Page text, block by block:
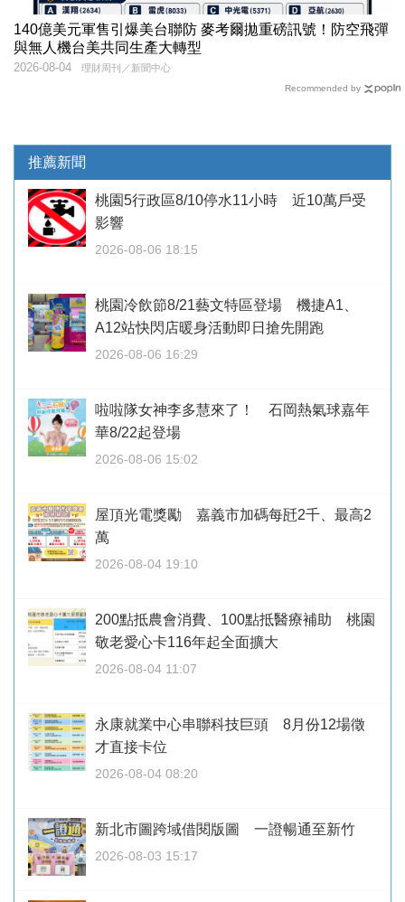
140億美元軍售引爆美台聯防 麥考爾拋重磅訊號！防空飛彈
與無人機台美共同生產大轉型
理財周刊／新聞中心
2026-08-04
Recommended by
推薦新聞
桃園5行政區8/10停水11小時 近10萬戶受
影響
2026-08-06 18:15
桃園冷飲節8/21藝文特區登場 機捷A1、
A12站快閃店暖身活動即日搶先開跑
2026-08-06 16:29
啦啦隊女神李多慧來了！ 石岡熱氣球嘉年
華8/22起登場
2026-08-06 15:02
屋頂光電獎勵 嘉義市加碼每瓩2千、最高2
萬
2026-08-04 19:10
200點抵農會消費、100點抵醫療補助 桃園
敬老愛心卡116年起全面擴大
2026-08-04 11:07
永康就業中心串聯科技巨頭 8月份12場徵
才直接卡位
2026-08-04 08:20
新北市圖跨域借閱版圖 一證暢通至新竹
2026-08-03 15:17